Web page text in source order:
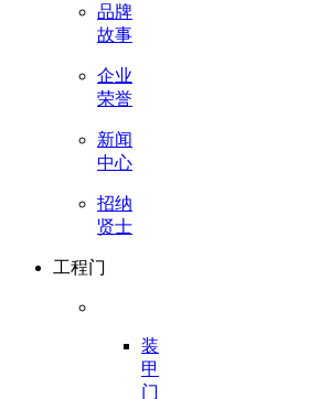
品牌
故事
企业
荣誉
新闻
中心
招纳
贤士
工程门
装
甲
门